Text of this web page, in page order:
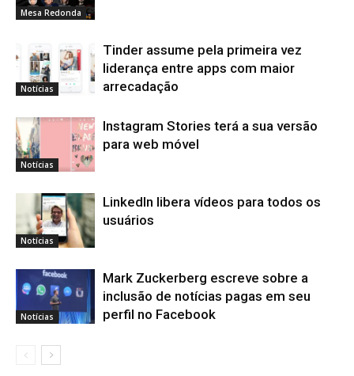
Mesa Redonda
Notícias
Tinder assume pela primeira vez
liderança entre apps com maior
arrecadação
Notícias
Instagram Stories terá a sua versão
para web móvel
Notícias
LinkedIn libera vídeos para todos os
usuários
Notícias
Mark Zuckerberg escreve sobre a
inclusão de notícias pagas em seu
perfil no Facebook